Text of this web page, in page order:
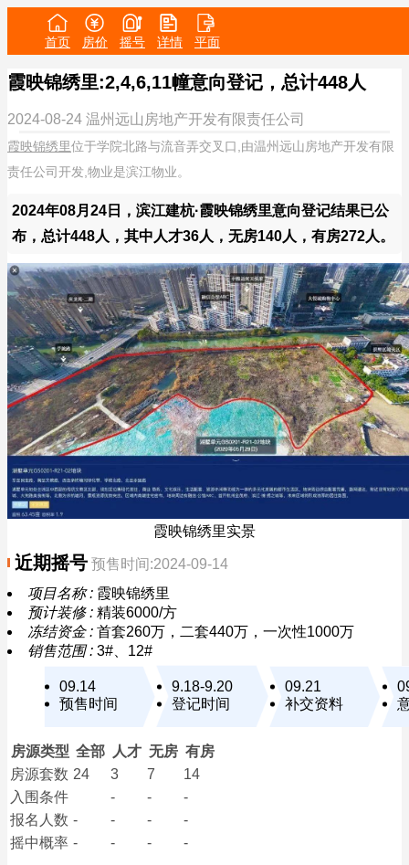
首页 房价 摇号 详情 平面
霞映锦绣里:2,4,6,11幢意向登记，总计448人
2024-08-24 温州远山房地产开发有限责任公司
霞映锦绣里位于学院北路与流音弄交叉口,由温州远山房地产开发有限
责任公司开发,物业是滨江物业。
2024年08月24日，滨江建杭·霞映锦绣里意向登记结果已公
布，总计448人，其中人才36人，无房140人，有房272人。
霞映锦绣里实景
近期摇号 预售时间:2024-09-14
项目名称 : 霞映锦绣里
预计装修 : 精装6000/方
冻结资金 : 首套260万，二套440万，一次性1000万
销售范围 : 3#、12#
09.14
预售时间
9.18-9.20
登记时间
09.21
补交资料
房源类型 全部 人才 无房 有房
房源套数 24 3 7
14
入围条件
- -
-
报名 人数 - - -
-
摇中概率 - - - -